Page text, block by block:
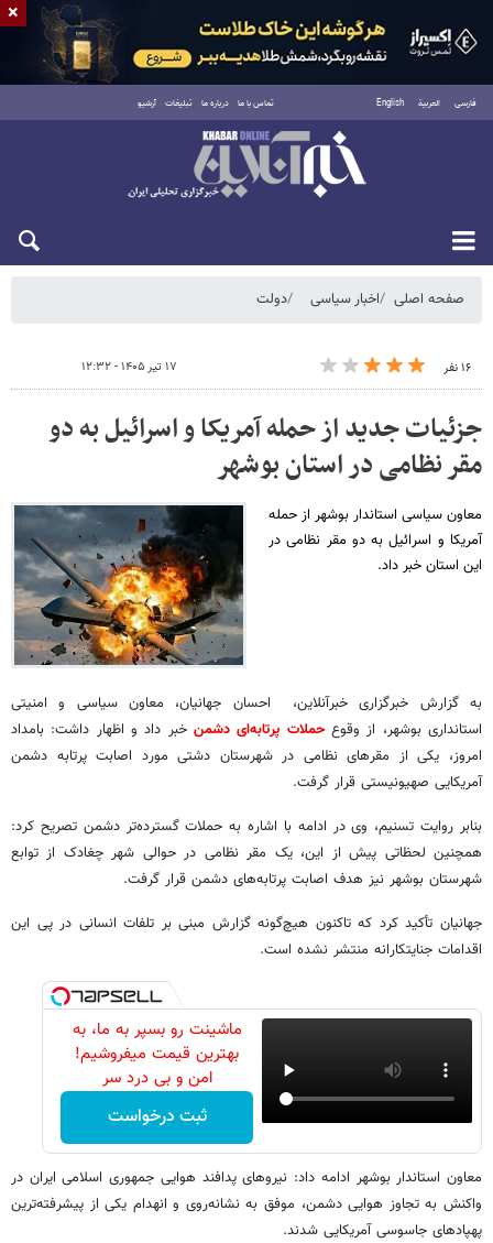
فارسی العربية English تماس با ما درباره ما تبلیغات آرشیو
شنبه ۱۷ مرداد ۱۴۰۵
صفحه اصلی اخبار سیاسی دولت
۱۶ نفر ۱۷ تیر ۱۴۰۵ - ۱۲:۳۲
جزئیات جدید از حمله آمریکا و اسرائیل به دو
مقر نظامی در استان بوشهر
معاون سیاسی استاندار بوشهر از حمله
آمریکا و اسرائیل به دو مقر نظامی در
این استان خبر داد.
به گزارش خبرگزاری خبرآنلاین، احسان جهانیان، معاون سیاسی و امنیتی
استانداری بوشهر، از وقوع حملات پرتابه‌ای دشمن خبر داد و اظهار داشت: بامداد
امروز، یکی از مقرهای نظامی در شهرستان دشتی مورد اصابت پرتابه دشمن
آمریکایی صهیونیستی قرار گرفت.
بنابر روایت تسنیم، وی در ادامه با اشاره به حملات گسترده‌تر دشمن تصریح کرد:
همچنین لحظاتی پیش از این، یک مقر نظامی در حوالی شهر چغادک از توابع
شهرستان بوشهر نیز هدف اصابت پرتابه‌های دشمن قرار گرفت.
جهانیان تأکید کرد که تاکنون هیچ‌گونه گزارش مبنی بر تلفات انسانی در پی این
اقدامات جنایتکارانه منتشر نشده است.
ماشینت رو بسپر به ما، به
بهترین قیمت میفروشیم!
امن و بی درد سر
ثبت درخواست
معاون استاندار بوشهر ادامه داد: نیروهای پدافند هوایی جمهوری اسلامی ایران در
واکنش به تجاوز هوایی دشمن، موفق به نشانه‌روی و انهدام یکی از پیشرفته‌ترین
پهپادهای جاسوسی آمریکایی شدند.
×